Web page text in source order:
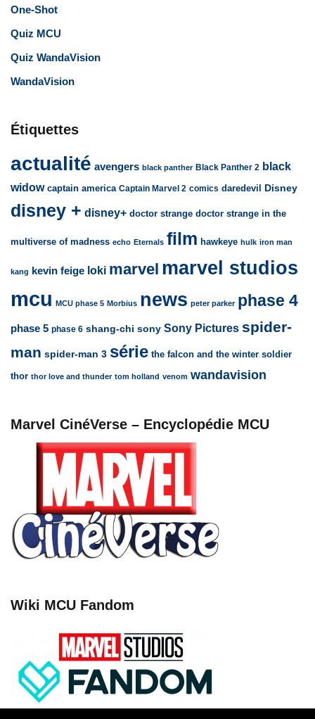
One-Shot
Quiz MCU
Quiz WandaVision
WandaVision
Étiquettes
actualité avengers black panther Black Panther 2 black
widow captain america Captain Marvel 2 comics daredevil Disney
disney + disney+ doctor strange doctor strange in the
multiverse of madness echo Eternals film hawkeye hulk iron man
kang kevin feige loki marvel marvel studios
mcu MCU phase 5 Morbius news peter parker phase 4
phase 5 phase 6 shang-chi sony Sony Pictures spider-
man spider-man 3 série the falcon and the winter soldier
thor thor love and thunder tom holland venom wandavision
Marvel CinéVerse – Encyclopédie MCU
Wiki MCU Fandom